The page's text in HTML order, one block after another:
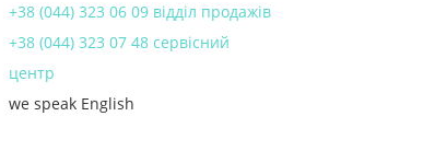
+38 (044) 323 06 09 відділ продажів
+38 (044) 323 07 48 сервісний
центр
we speak English